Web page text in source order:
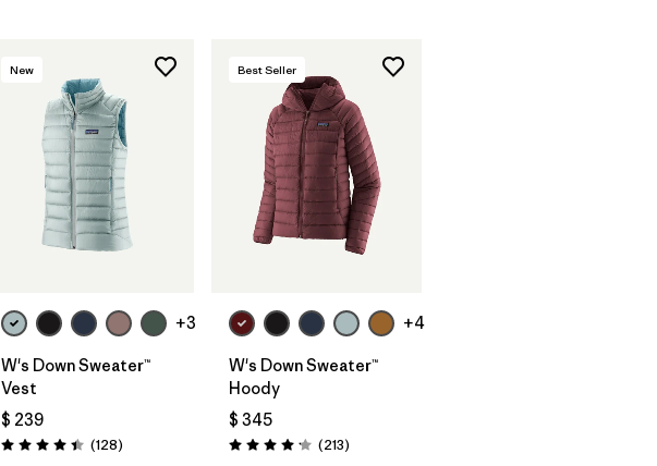
New
+3
W's Down Sweater™
Vest
$ 239
Valoración: 4.4 / 5
(128Comentarios
)
Best Seller
+4
W's Down Sweater™
Hoody
$ 345
Valoración: 4.2 / 5
(213Comentarios
)